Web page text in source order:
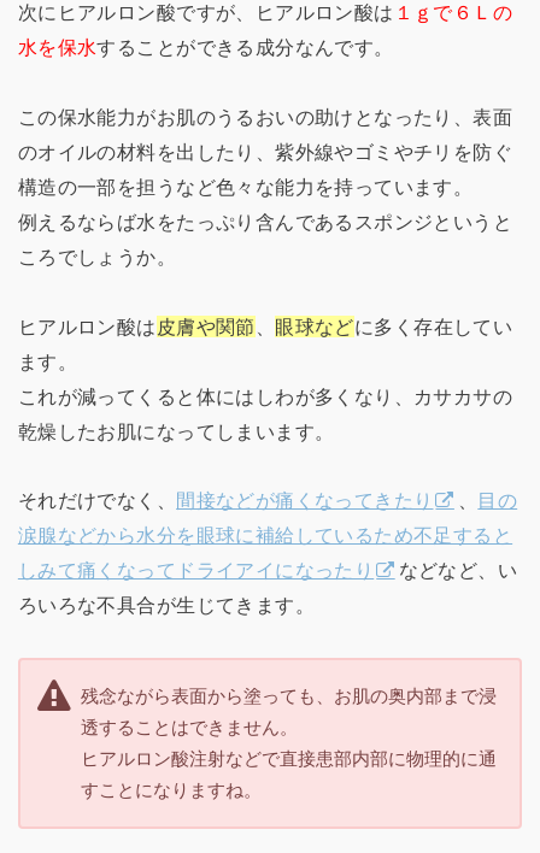
次にヒアルロン酸ですが、ヒアルロン酸は １ｇで６Ｌの
水を保水することができる成分なんです。
この保水能力がお肌のうるおいの助けとなったり、表面
のオイルの材料を出したり、紫外線やゴミやチリを防ぐ
構造の一部を担うなど色々な能力を持っています。
例えるならば水をたっぷり含んであるスポンジというと
ころでしょうか。
ヒアルロン酸は 皮膚や関節 眼球などに多く存在してい
ます。
これが減ってくると体にはしわが多くなり、カサカサの
乾燥したお肌になってしまいます。
それだけでなく、 間接などが痛くなってきたり
目の
涙腺などから水分を眼球に補給しているため不足すると
しみて痛くなってドライアイになったり
などなど、い
ろいろな不具合が生じてきます。
残念ながら表面から塗っても、お肌の奥内部まで浸
透することはできません。
ヒアルロン酸注射などで直接患部内部に物理的に通
すことになりますね。